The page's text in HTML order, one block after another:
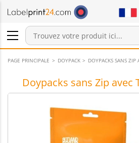
Connexion / Inscription
Produits dans le panier
Annonces
PAGE PRINCIPALE DOYPACK DOYPACKS SANS ZIP
Doypacks sans Zip avec